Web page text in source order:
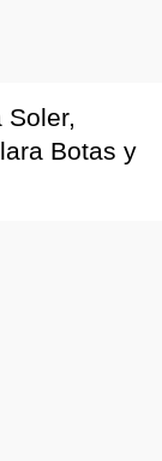
Soler,
Botas y